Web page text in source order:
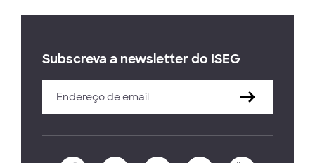
Subscreva a newsletter do ISEG